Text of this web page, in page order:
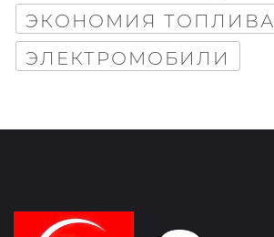
ЭКОНОМИЯ ТОПЛИВА
ЭЛЕКТРОМОБИЛИ